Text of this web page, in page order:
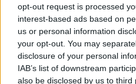
opt-out request is processed
interest-based ads based on
us or personal information
your opt-out. You may
disclosure of your personal
IAB’s list of downstream
also be disclosed by us to third
A kijelzőn szinte
emellett ultrahangos
automata parkolási
robotpilóta üzemmód is
Észak-Amerikában. A
navigációs információkat